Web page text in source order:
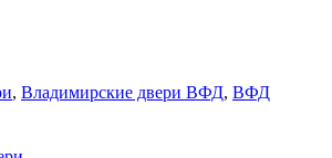
, Владимирские двери ВФД, ВФД